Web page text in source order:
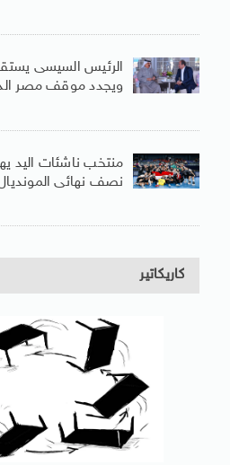
الرئيس السيسى
ويجدد موقف مصر
منتخب ناشئات اليد
نصف نهائى
كاريكاتير